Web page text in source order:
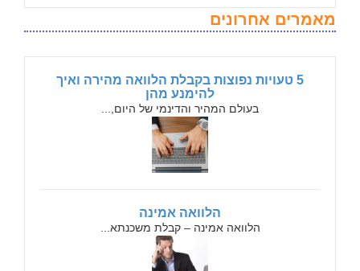
מאמרים אחרונים
5 טעויות נפוצות בקבלת הלוואה מהירה ואיך
להימנע מהן
בעולם המהיר והדינמי של היום,...
הלוואה אמינה
הלוואה אמינה – קבלת משכנתא...